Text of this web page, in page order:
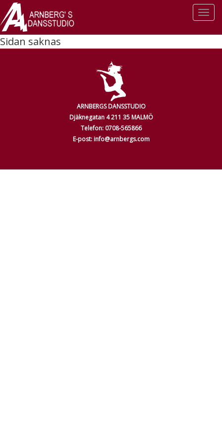
Sidan saknas
ARNBERGS DANSSTUDIO
Djäknegatan 4 211 35 MALMÖ
Telefon: 0708-565866
E-post: info@arnbergs.com